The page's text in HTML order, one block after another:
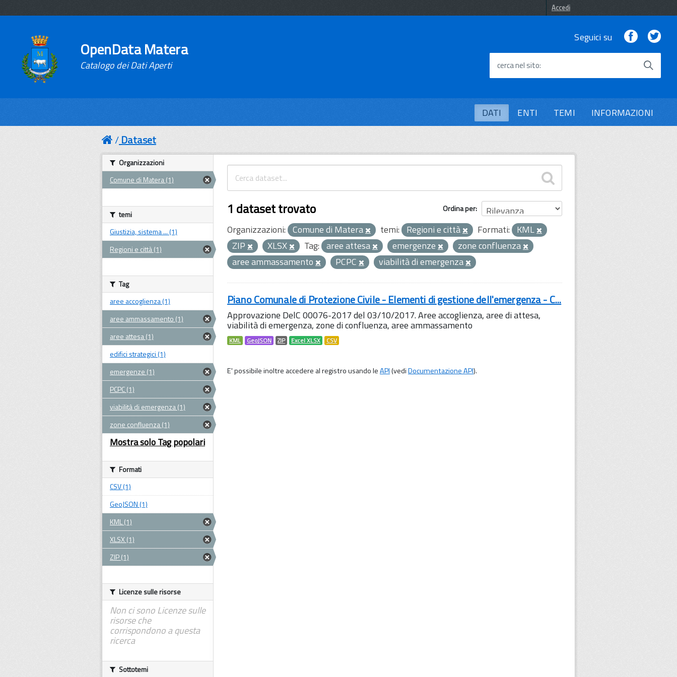
Accedi
OpenData Matera
Catalogo dei Dati Aperti
Seguici su Facebook
cerca nel sito
DATI ENTI TEMI INFORMAZIONI
Dataset
Ordina per
1 dataset trovato
Organizzazioni: Comune di Matera temi: Regioni e città Formati: KML
ZIP
XLSX Tag: aree attesa emergenze
zone confluenza
aree ammassamento
PCPC viabilità di emergenza
Piano Comunale di Protezione Civile - Elementi di gestione dell'emergenza - C...
Approvazione DelC 00076-2017 del 03/10/2017. Aree accoglienza, aree di attesa,
viabilità di emergenza, zone di confluenza, aree ammassamento
KML GeoJSON ZIP Excel XLSX CSV
E' possibile inoltre accedere al registro usando leAPI(vediDocumentazione API).
Organizzazioni
Comune di Matera (1)
temi
Giustizia, sistema ... (1)
Regioni e città (1)
Tag
aree accoglienza (1)
aree ammassamento (1)
aree attesa (1)
edifici strategici (1)
emergenze (1)
PCPC (1)
viabilità di emergenza (1)
zone confluenza (1)
Mostra solo Tag popolari
Formati
CSV (1)
GeoJSON (1)
KML (1)
XLSX (1)
ZIP (1)
Licenze sulle risorse
Non ci sono Licenze sulle
risorse che
corrispondono a questa
ricerca
Sottotemi